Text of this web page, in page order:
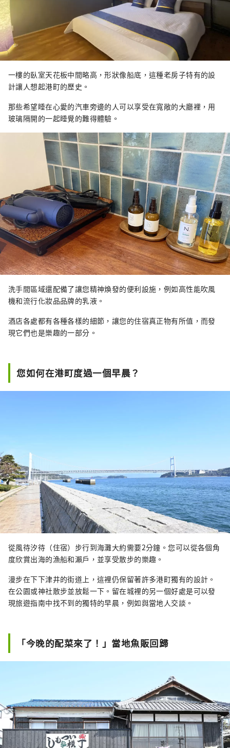
一樓的臥室天花板中間略高，形狀像船底，這種老房子特有的設
計讓人想起港町的歷史。
那些希望睡在心愛的汽車旁邊的人可以享受在寬敞的大廳裡，用
玻璃隔開的一起睡覺的難得體驗。
洗手間區域還配備了讓您精神煥發的便利設施，例如高性能吹風
機和流行化妝品品牌的乳液。
酒店各處都有各種各樣的細節，讓您的住宿真正物有所值，而發
現它們也是樂趣的一部分。
您如何在港町度過一個早晨？
從風待汐待（住宿）步行到海灘大約需要2分鐘。您可以從各個角
度欣賞出海的漁船和瀨戶，並享受散步的樂趣。
漫步在下下津井的街道上，這裡仍保留著許多港町獨有的設計。
在公園或神社散步並放鬆一下。留在城裡的另一個好處是可以發
現旅遊指南中找不到的獨特的早晨，例如與當地人交談。
「今晚的配菜來了！」當地魚販回歸